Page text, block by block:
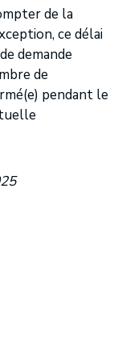
de la
ce délai
demande
de
pendant le